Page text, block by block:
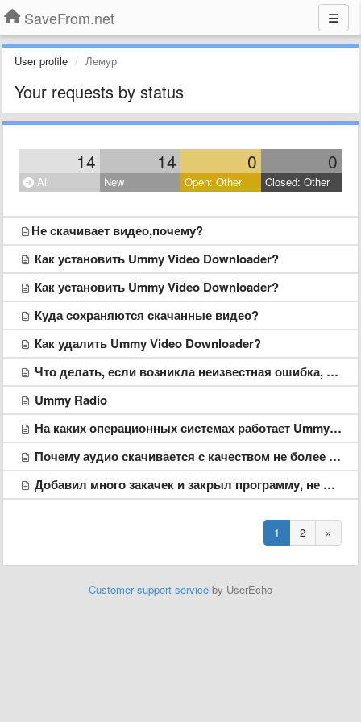
SaveFrom.net
User profile Лемур
Your requests by status
14 14 0 0
All New Open: Other Closed: Other
​Не скачивает видео,почему?​
Как установить Ummy Video Downloader?
Как установить Ummy Video Downloader?
Куда сохраняются скачанные видео?
Как удалить Ummy Video Downloader?
Что делать, если возникла неизвестная ошибка, когда хотел скачать видео с YouTube?
Ummy Radio
На каких операционных системах работает Ummy Video Downloader?
Почему аудио скачивается с качеством не более 256 kb/s?
Добавил много закачек и закрыл программу, не дождавшись завершения
1 2 »
Customer support service by UserEcho